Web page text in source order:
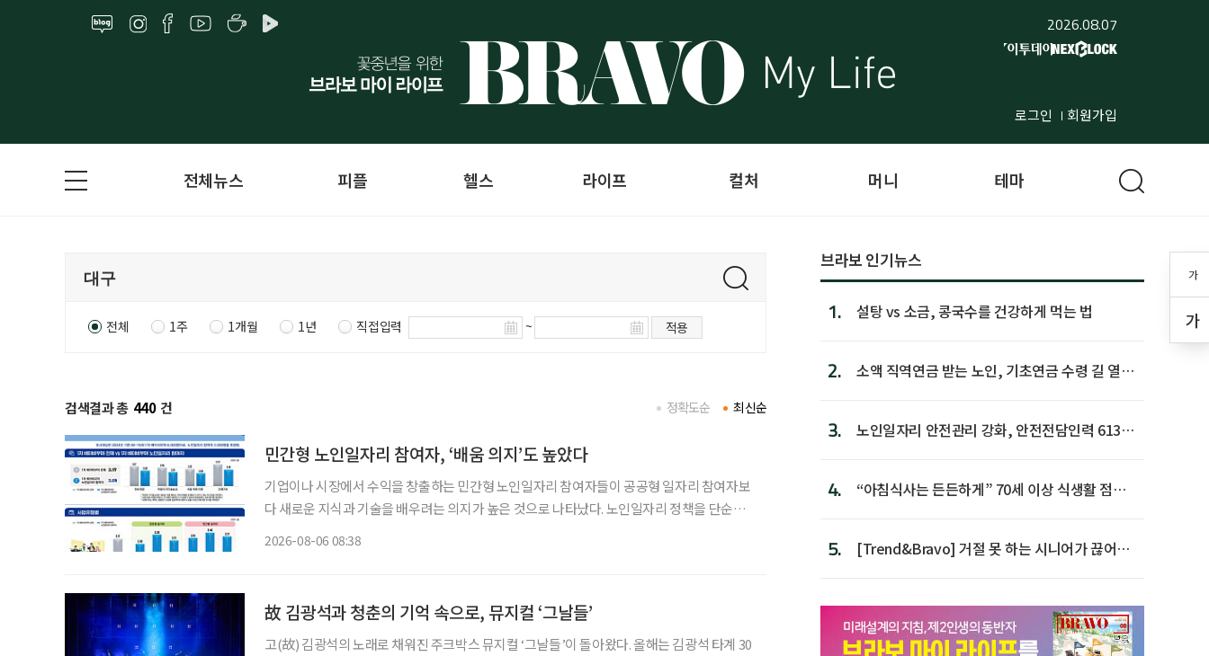
2026.08.07
로그인 회원가입
가
가
전체뉴스 피플 헬스 라이프 컬처 머니 테마
전체 1주 1개월 1년 직접입력 ~ 적용
검색결과 총 440 건 최신순
정확도순
민간형 노인일자리 참여자, ‘배움 의지’도 높았다
기업이나 시장에서 수익을 창출하는 민간형 노인일자리 참여자들이 공공형 일자리 참여자보
다 새로운 지식과 기술을 배우려는 의지가 높은 것으로 나타났다. 노인일자리 정책을 단순한
2026-08-06 08:38
故 김광석과 청춘의 기억 속으로, 뮤지컬 ‘그날들’
고(故) 김광석의 노래로 채워진 주크박스 뮤지컬 ‘그날들’이 돌아왔다. 올해는 김광석 타계 30
브라보 인기뉴스
1. 설탕 vs 소금, 콩국수를 건강하게 먹는 법
2.
소액 직역연금 받는 노인, 기초연금 수령 길 열린
3.
노인일자리 안전관리 강화, 안전전담인력 613명
4.
“아침식사는 든든하게” 70세 이상 식생활 점수
5.
[Trend&Bravo] 거절 못 하는 시니어가 끊어야